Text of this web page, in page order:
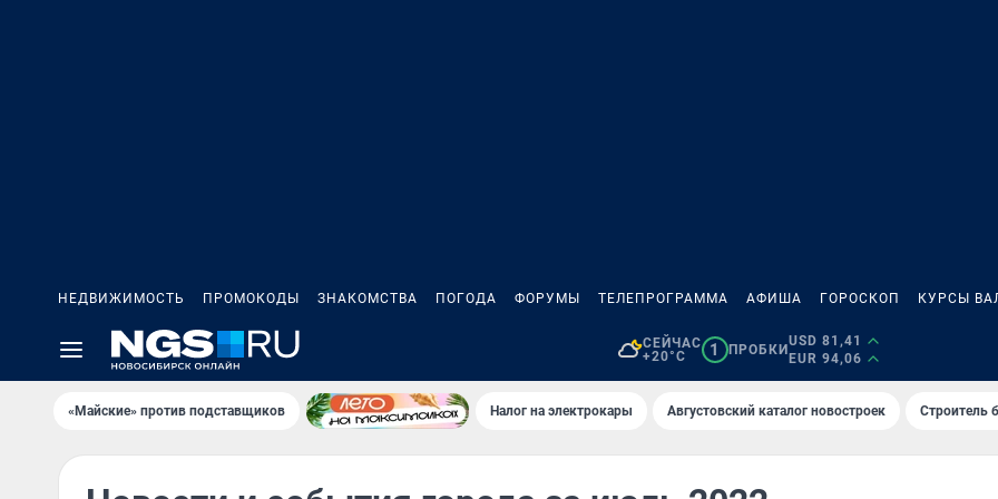
НЕДВИЖИМОСТЬ ПРОМОКОДЫ ЗНАКОМСТВА ПОГОДА ФОРУМЫ ТЕЛЕПРОГРАММА АФИША ГОРОСКОП КУРСЫ
СЕЙЧАС
+20°C
1 ПРОБКИ
USD 81,41
EUR 94,06
«Майские» против подставщиков Налог на электрокары Августовский каталог новостроек Строитель